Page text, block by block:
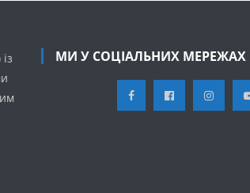
МИ У СОЦІАЛЬНИХ МЕРЕЖАХ